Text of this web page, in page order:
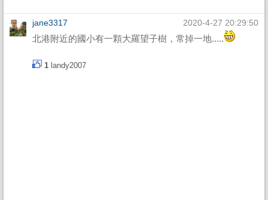
jane3317 2020-4-27 20:29:50
北港附近的國小有一顆大羅望子樹，常掉一地.....
1 landy2007